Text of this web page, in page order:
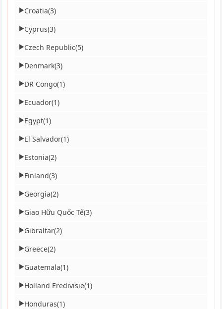
▶Croatia(3)
▶Cyprus(3)
▶Czech Republic(5)
▶Denmark(3)
▶DR Congo(1)
▶Ecuador(1)
▶Egypt(1)
▶El Salvador(1)
▶Estonia(2)
▶Finland(3)
▶Georgia(2)
▶Giao Hữu Quốc Tế(3)
▶Gibraltar(2)
▶Greece(2)
▶Guatemala(1)
▶Holland Eredivisie(1)
▶Honduras(1)